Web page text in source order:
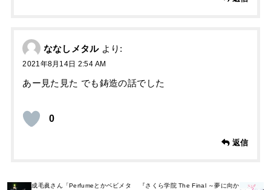
ななしメタル より:
2021年8月14日 2:54 AM
あー見た見た でも鋳造の話でした
0
返信
成毛眞さん「Perfumeとかベビメタ
『さくら学院 The Final ～夢に向か